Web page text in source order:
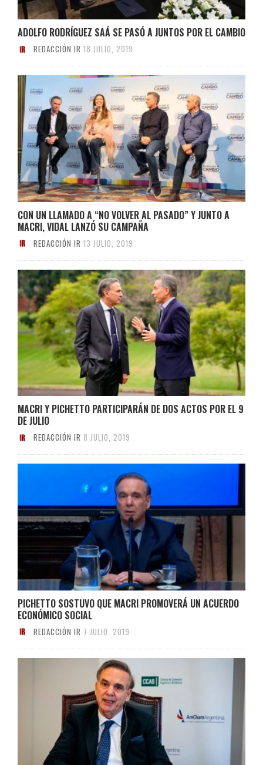
ADOLFO RODRÍGUEZ SAÁ SE PASÓ A JUNTOS POR EL CAMBIO
REDACCIÓN IR 18 JULIO, 2019
CON UN LLAMADO A “NO VOLVER AL PASADO” Y JUNTO A
MACRI, VIDAL LANZÓ SU CAMPAÑA
REDACCIÓN IR 13 JULIO, 2019
MACRI Y PICHETTO PARTICIPARÁN DE DOS ACTOS POR EL 9
DE JULIO
REDACCIÓN IR 8 JULIO, 2019
PICHETTO SOSTUVO QUE MACRI PROMOVERÁ UN ACUERDO
ECONÓMICO SOCIAL
REDACCIÓN IR 7 JULIO, 2019